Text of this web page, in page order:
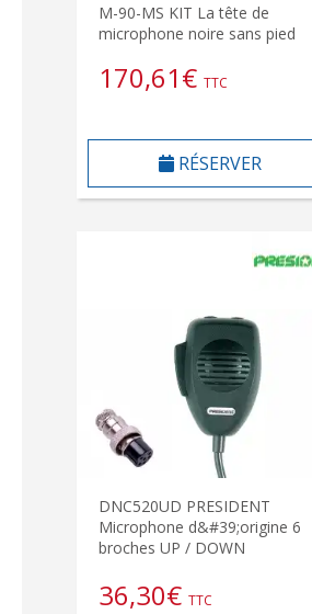
M-90-MS KIT La tête de
microphone noire sans pied
170,61€ TTC
RÉSERVER
DNC520UD PRESIDENT
Microphone d&#39;origine 6
broches UP / DOWN
36,30€ TTC